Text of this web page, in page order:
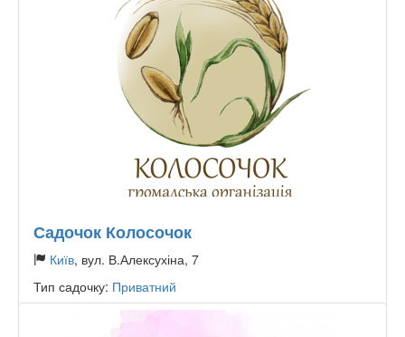
Садочок Колосочок
Київ, вул. В.Алексухіна, 7
Тип садочку: Приватний